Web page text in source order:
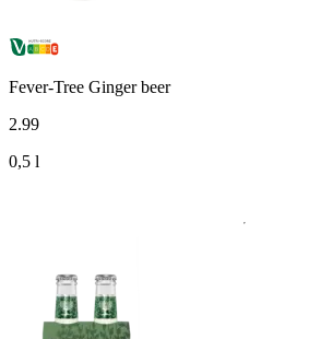
Fever-Tree Ginger beer
2.99
0,5 l